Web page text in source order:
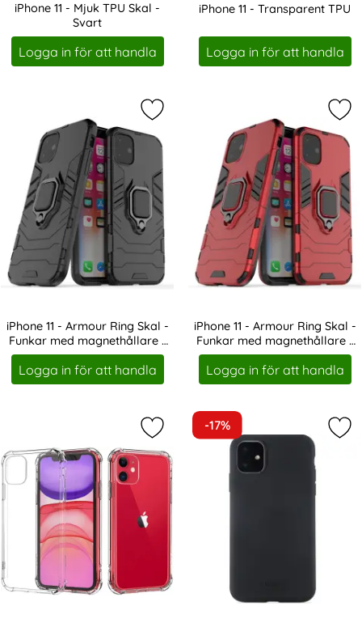
iPhone 11 - Mjuk TPU Skal -
Svart
Art. nr 1144
Logga in för att handla
iPhone 11 - Transparent TPU
Art. nr 1448
Logga in för att handla
iPhone 11 - Armour Ring Skal -
Funkar med magnethållare -
Svart
Art. nr 1756
Logga in för att handla
Markera iPhone 11 - Armour Ring
iPhone 11 - Armour Ring Skal -
Funkar med magnethållare -
Röd
Art. nr 1757
Logga in för att handla
Markera iPhone 11 - Shockproof
-17%